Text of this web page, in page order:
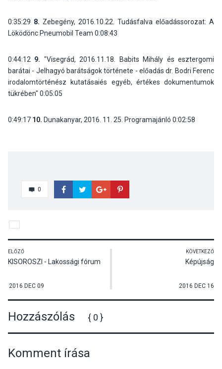
0:35:29 8. Zebegény, 2016.10.22. Tudásfalva előadássorozat: A
Löködönc Pneumobil Team 0:08:43
0:44:12 9. "Visegrád, 2016.11.18. Babits Mihály és esztergomi
barátai - Jelhagyó barátságok története - előadás dr. Bodri Ferenc
irodalomtörténész kutatásaiés egyéb, értékes dokumentumok
tükrében" 0:05:05
0:49:17 10. Dunakanyar, 2016. 11. 25. Programajánló 0:02:58
0
ELŐZŐ
KISOROSZI - Lakossági fórum
2016 DEC 09
KÖVETKEZŐ
Képújság
2016 DEC 16
Hozzászólás { 0 }
Komment írása